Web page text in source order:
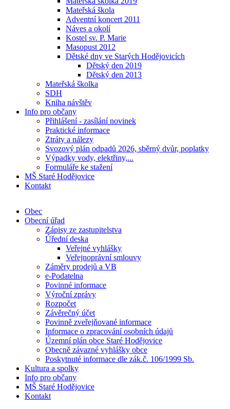
Mateřská škola
Adventní koncert 2011
Náves a okolí
Kostel sv. P. Marie
Masopust 2012
Dětské dny ve Starých Hodějovicích
Dětský den 2019
Dětský den 2013
Mateřská školka
SDH
Kniha návštěv
Info pro občany
Přihlášení - zasílání novinek
Praktické informace
Ztráty a nálezy
Svozový plán odpadů 2026, sběrný dvůr, poplatky
Výpadky vody, elektřiny,...
Formuláře ke stažení
MŠ Staré Hodějovice
Kontakt
Obec
Obecní úřad
Zápisy ze zastupitelstva
Úřední deska
Veřejné vyhlášky
Veřejnoprávní smlouvy
Záměry prodejů a VB
e-Podatelna
Povinné informace
Výroční zprávy
Rozpočet
Závěrečný účet
Povinně zveřejňované informace
Informace o zpracování osobních údajů
Územní plán obce Staré Hodějovice
Obecně závazné vyhlášky obce
Poskytnuté informace dle zák.č. 106/1999 Sb.
Kultura a spolky
Info pro občany
MŠ Staré Hodějovice
Kontakt